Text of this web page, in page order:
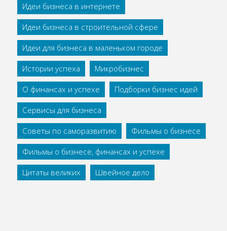
Идеи бизнеса в интернете
Идеи бизнеса в строительной сфере
Идеи для бизнеса в маленьком городе
Истории успеха
Микробизнес
О финансах и успехе
Подборки бизнес идей
Сервисы для бизнеса
Советы по саморазвитию
Фильмы о бизнесе
Фильмы о бизнесе, финансах и успехе
Цитаты великих
Швейное дело